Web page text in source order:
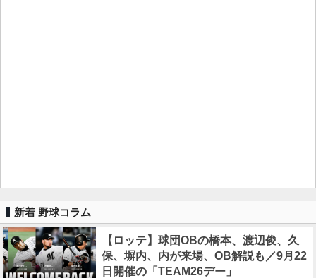
新着 野球コラム
【ロッテ】球団OBの橋本、渡辺俊、久
保、塀内、内が来場、OB解説も／9月22
日開催の「TEAM26デー」